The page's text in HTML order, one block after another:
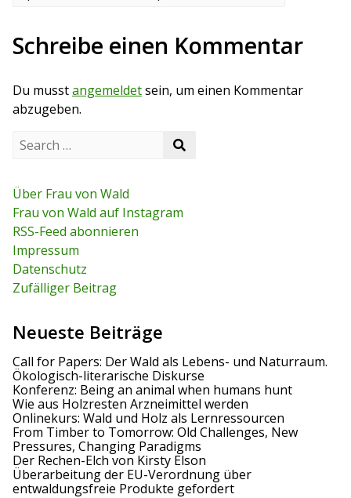
t
r
a
g
s
a
v
i
g
t
i
o
n
u
s
s
t
t
p
t
Schreibe einen Kommentar
Du musstangemeldetsein, um einen Kommentar
abzugeben.
c
h
f
o
r
:
Über Frau von Wald
Frau von Wald auf Instagram
RSS-Feed abonnieren
Impressum
Datenschutz
Zufälliger Beitrag
Neueste Beiträge
Call for Papers: Der Wald als Lebens- und Naturraum.
Ökologisch-literarische Diskurse
Konferenz: Being an animal when humans hunt
Wie aus Holzresten Arzneimittel werden
Onlinekurs: Wald und Holz als Lernressourcen
From Timber to Tomorrow: Old Challenges, New
Pressures, Changing Paradigms
Der Rechen-Elch von Kirsty Elson
Überarbeitung der EU-Verordnung über
entwaldungsfreie Produkte gefordert